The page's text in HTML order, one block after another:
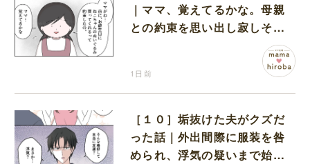
｜ママ、覚えてるかな。母親
との約束を思い出し寂しそう
1日前
［１０］垢抜けた夫がクズだ
った話｜外出間際に服装を咎
められ、浮気の疑いまで始め